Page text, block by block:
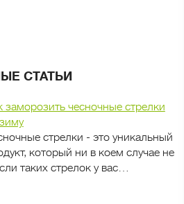
СТАТЬИ
заморозить чесночные стрелки
стрелки - это уникальный
который ни в коем случае не
таких стрелок у вас…